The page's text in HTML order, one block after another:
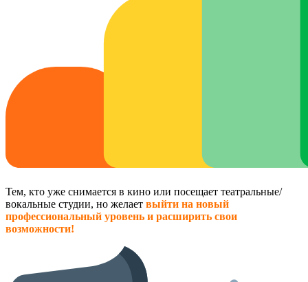
Тем, кто уже снимается в кино или посещает театральные/
вокальные студии, но желает выйти на новый
профессиональный уровень и расширить свои
возможности!